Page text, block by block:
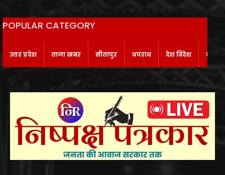
POPULAR CATEGORY
उत्तर प्रदेश ताजा खबर सीतापुर अपराध देश विदेश